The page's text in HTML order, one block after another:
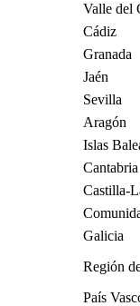
Valle del
Cádiz
Granada
Jaén
Sevilla
Aragón
Islas
Cantabria
Castilla-
Galicia
Región
País